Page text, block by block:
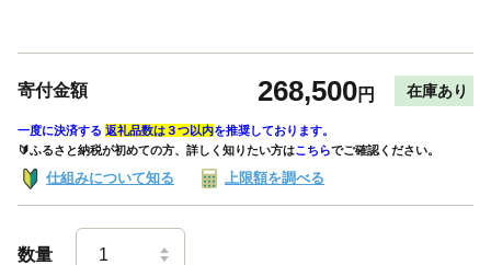
寄付金額 268,500円 在庫あり
一度に決済する 返礼品数は３つ以内を推奨しております。
🔰ふるさと納税が初めての方、詳しく知りたい方はこちらでご確認ください。
仕組みについて知る 上限額を調べる
数量